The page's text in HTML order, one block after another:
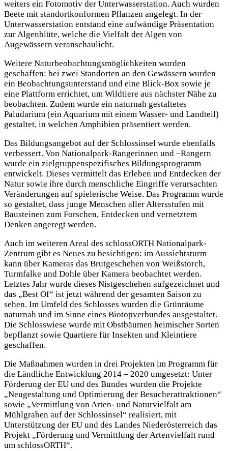
weiters ein Fotomotiv der Unterwasserstation. Auch wurden
Beete mit standortkonformen Pflanzen angelegt. In der
Unterwasserstation entstand eine aufwändige Präsentation
zur Algenblüte, welche die Vielfalt der Algen von
Augewässern veranschaulicht.
Weitere Naturbeobachtungsmöglichkeiten wurden
geschaffen: bei zwei Standorten an den Gewässern wurden
ein Beobachtungsunterstand und eine Blick-Box sowie je
eine Plattform errichtet, um Wildtiere aus nächster Nähe zu
beobachten. Zudem wurde ein naturnah gestaltetes
Paludarium (ein Aquarium mit einem Wasser- und Landteil)
gestaltet, in welchen Amphibien präsentiert werden.
Das Bildungsangebot auf der Schlossinsel wurde ebenfalls
verbessert. Von Nationalpark-Rangerinnen und –Rangern
wurde ein zielgruppenspezifisches Bildungsprogramm
entwickelt. Dieses vermittelt das Erleben und Entdecken der
Natur sowie ihre durch menschliche Eingriffe verursachten
Veränderungen auf spielerische Weise. Das Programm wurde
so gestaltet, dass junge Menschen aller Altersstufen mit
Bausteinen zum Forschen, Entdecken und vernetztem
Denken angeregt werden.
Auch im weiteren Areal des schlossORTH Nationalpark-
Zentrum gibt es Neues zu besichtigen: im Aussichtsturm
kann über Kameras das Brutgeschehen von Weißstorch,
Turmfalke und Dohle über Kamera beobachtet werden.
Letztes Jahr wurde dieses Nistgeschehen aufgezeichnet und
das „Best Of“ ist jetzt während der gesamten Saison zu
sehen. Im Umfeld des Schlosses wurden die Grünräume
naturnah und im Sinne eines Biotopverbundes ausgestaltet.
Die Schlosswiese wurde mit Obstbäumen heimischer Sorten
bepflanzt sowie Quartiere für Insekten und Kleintiere
geschaffen.
Die Maßnahmen wurden in drei Projekten im Programm für
die Ländliche Entwicklung 2014 – 2020 umgesetzt: Unter
Förderung der EU und des Bundes wurden die Projekte
„Neugestaltung und Optimierung der Besucherattraktionen“
sowie „Vermittlung von Arten- und Naturvielfalt am
Mühlgraben auf der Schlossinsel“ realisiert, mit
Unterstützung der EU und des Landes Niederösterreich das
Projekt „Förderung und Vermittlung der Artenvielfalt rund
um schlossORTH“.